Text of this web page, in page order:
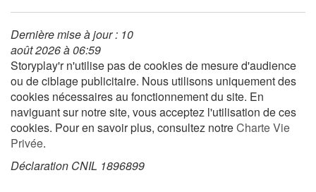
Les plus lus
Coups de coeur
Dernière mise à jour : 10
août 2026 à 06:59
Storyplay'r n'utilise pas de cookies de mesure d'audience
ou de ciblage publicitaire. Nous utilisons uniquement des
cookies nécessaires au fonctionnement du site. En
naviguant sur notre site, vous acceptez l'utilisation de ces
cookies. Pour en savoir plus, consultez notreCharte Vie
Privée.
Déclaration CNIL 1896899